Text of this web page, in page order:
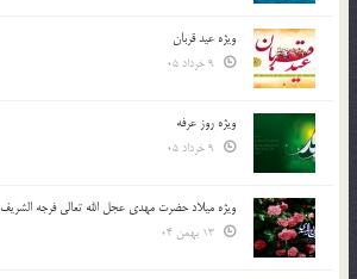
ویژه عید قربان
ویژه روز عرفه
ویژه میلاد حضرت مهدی عجل الله تعالی فرجه الشريف